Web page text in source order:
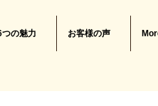
つの魅力 お客様の声